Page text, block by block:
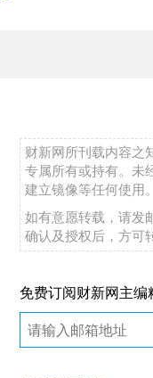
财新网所刊载内容之
专属所有或持有。未
建立镜像等任何使用。
如有意愿转载，请发
确认及授权后，方可
免费订阅财新网主编